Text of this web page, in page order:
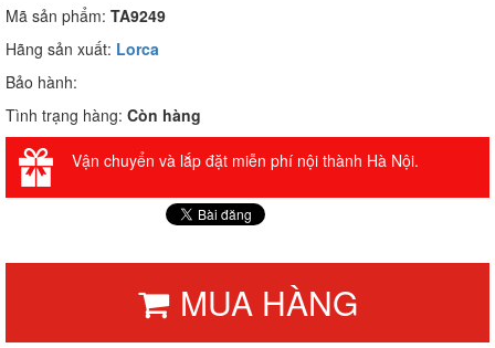
Mã sản phẩm: TA9249
Hãng sản xuất: Lorca
Bảo hành:
Tình trạng hàng: Còn hàng
Vận chuyển và lắp đặt miễn phí nội thành Hà Nội.
MUA HÀNG